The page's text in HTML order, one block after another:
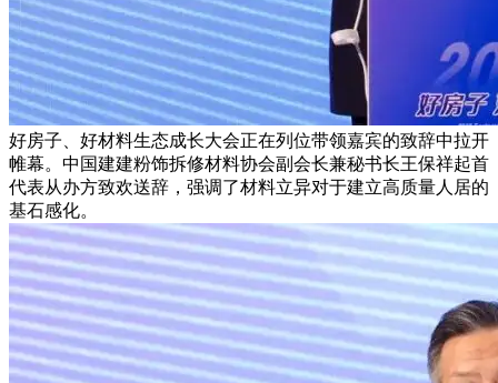
好房子、好材料生态成长大会正在列位带领嘉宾的致辞中拉开
帷幕。中国建建粉饰拆修材料协会副会长兼秘书长王保祥起首
代表从办方致欢送辞，强调了材料立异对于建立高质量人居的
基石感化。